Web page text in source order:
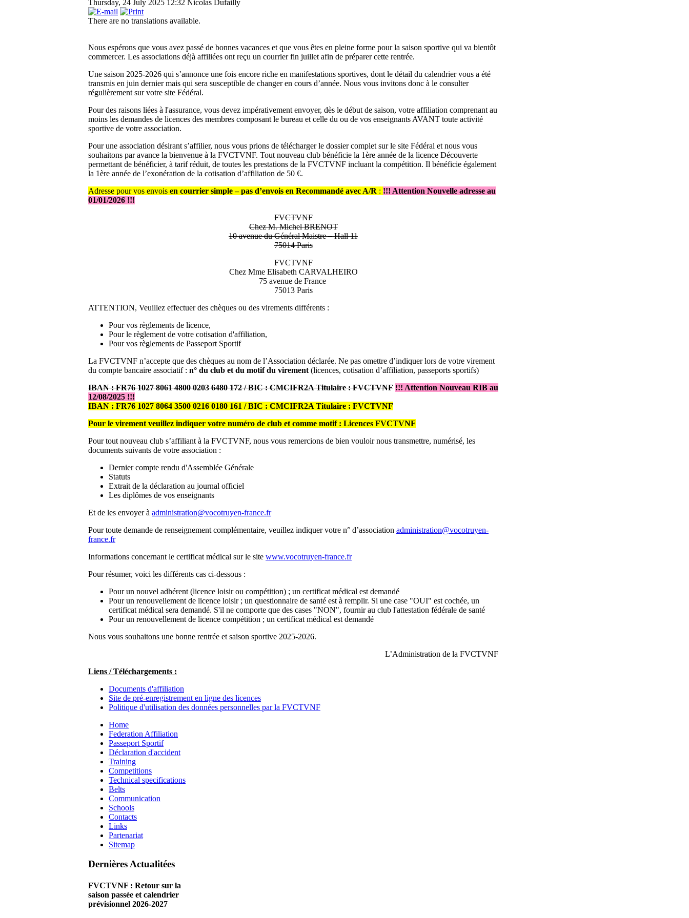
Thursday, 24 July 2025 12:32 Nicolas Dufailly
There are no translations available.
Nous espérons que vous avez passé de bonnes vacances et que vous êtes en pleine forme pour la saison sportive qui va bientôt
commercer. Les associations déjà affiliées ont reçu un courrier fin juillet afin de préparer cette rentrée.
Une saison 2025-2026 qui s’annonce une fois encore riche en manifestations sportives, dont le détail du calendrier vous a été
transmis en juin dernier mais qui sera susceptible de changer en cours d’année. Nous vous invitons donc à le consulter
régulièrement sur votre site Fédéral.
Pour des raisons liées à l'assurance, vous devez impérativement envoyer, dès le début de saison, votre affiliation comprenant au
moins les demandes de licences des membres composant le bureau et celle du ou de vos enseignants AVANT toute activité
sportive de votre association.
Pour une association désirant s’affilier, nous vous prions de télécharger le dossier complet sur le site Fédéral et nous vous
souhaitons par avance la bienvenue à la FVCTVNF. Tout nouveau club bénéficie la 1ère année de la licence Découverte
permettant de bénéficier, à tarif réduit, de toutes les prestations de la FVCTVNF incluant la compétition. Il bénéficie également
la 1ère année de l’exonération de la cotisation d’affiliation de 50 €.
Adresse pour vos envois en courrier simple – pas d’envois en Recommandé avec A/R : !!! Attention Nouvelle adresse au
01/01/2026 !!!
FVCTVNF
Chez M. Michel BRENOT
10 avenue du Général Maistre – Hall 11
75014 Paris
FVCTVNF
Chez Mme Elisabeth CARVALHEIRO
75 avenue de France
75013 Paris
ATTENTION, Veuillez effectuer des chèques ou des virements différents :
Pour vos règlements de licence,
Pour le règlement de votre cotisation d'affiliation,
Pour vos règlements de Passeport Sportif
La FVCTVNF n’accepte que des chèques au nom de l’Association déclarée. Ne pas omettre d’indiquer lors de votre virement
du compte bancaire associatif : n° du club et du motif du virement (licences, cotisation d’affiliation, passeports sportifs)
IBAN : FR76 1027 8061 4800 0203 6480 172 / BIC : CMCIFR2A Titulaire : FVCTVNF !!! Attention Nouveau RIB au
12/08/2025 !!!
IBAN : FR76 1027 8064 3500 0216 0180 161 / BIC : CMCIFR2A Titulaire : FVCTVNF
Pour le virement veuillez indiquer votre numéro de club et comme motif : Licences FVCTVNF
Pour tout nouveau club s’affiliant à la FVCTVNF, nous vous remercions de bien vouloir nous transmettre, numérisé, les
documents suivants de votre association :
Dernier compte rendu d'Assemblée Générale
Statuts
Extrait de la déclaration au journal officiel
Les diplômes de vos enseignants
Et de les envoyer à administration@vocotruyen-france.fr
Pour toute demande de renseignement complémentaire, veuillez indiquer votre n° d’association administration@vocotruyen-
france.fr
Informations concernant le certificat médical sur le site www.vocotruyen-france.fr
Pour résumer, voici les différents cas ci-dessous :
Pour un nouvel adhérent (licence loisir ou compétition) ; un certificat médical est demandé
Pour un renouvellement de licence loisir ; un questionnaire de santé est à remplir. Si une case "OUI" est cochée, un
certificat médical sera demandé. S'il ne comporte que des cases "NON", fournir au club l'attestation fédérale de santé
Pour un renouvellement de licence compétition ; un certificat médical est demandé
Nous vous souhaitons une bonne rentrée et saison sportive 2025-2026.
L’Administration de la FVCTVNF
Liens / Téléchargements :
Documents d'affiliation
Site de pré-enregistrement en ligne des licences
Politique d'utilisation des données personnelles par la FVCTVNF
Home
Federation Affiliation
Passeport Sportif
Déclaration d'accident
Training
Competitions
Technical specifications
Belts
Communication
Schools
Contacts
Links
Partenariat
Sitemap
Dernières Actualitées
FVCTVNF : Retour sur la
saison passée et calendrier
prévisionnel 2026-2027